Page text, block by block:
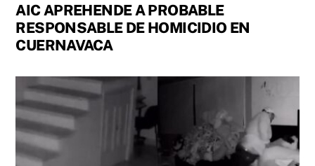
AIC APREHENDE A PROBABLE
RESPONSABLE DE HOMICIDIO EN
CUERNAVACA